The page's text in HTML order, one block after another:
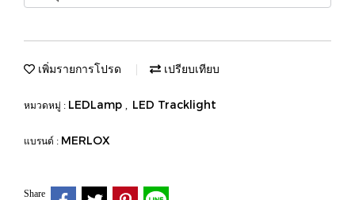
เพิ่มรายการโปรด เปรียบเทียบ
หมวดหมู่ : LEDLamp , LED Tracklight
แบรนด์ : MERLOX
Share